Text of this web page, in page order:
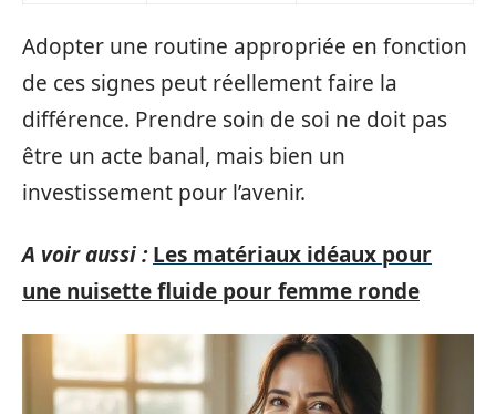
Adopter une routine appropriée en fonction
de ces signes peut réellement faire la
différence. Prendre soin de soi ne doit pas
être un acte banal, mais bien un
investissement pour l’avenir.
A voir aussi : Les matériaux idéaux pour
une nuisette fluide pour femme ronde